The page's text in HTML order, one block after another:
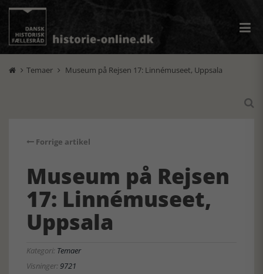
 Temaer  Museum på Rejsen 17: Linnémuseet, Uppsala

Forrige artikel
Museum på Rejsen
17: Linnémuseet,
Uppsala
Kategori: Temaer
Visninger:9721